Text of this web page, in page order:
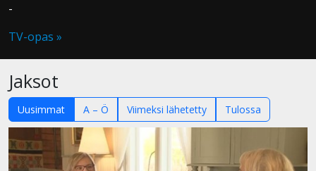
-
TV-opas »
Jaksot
Uusimmat A – Ö Viimeksi lähetetty Tulossa